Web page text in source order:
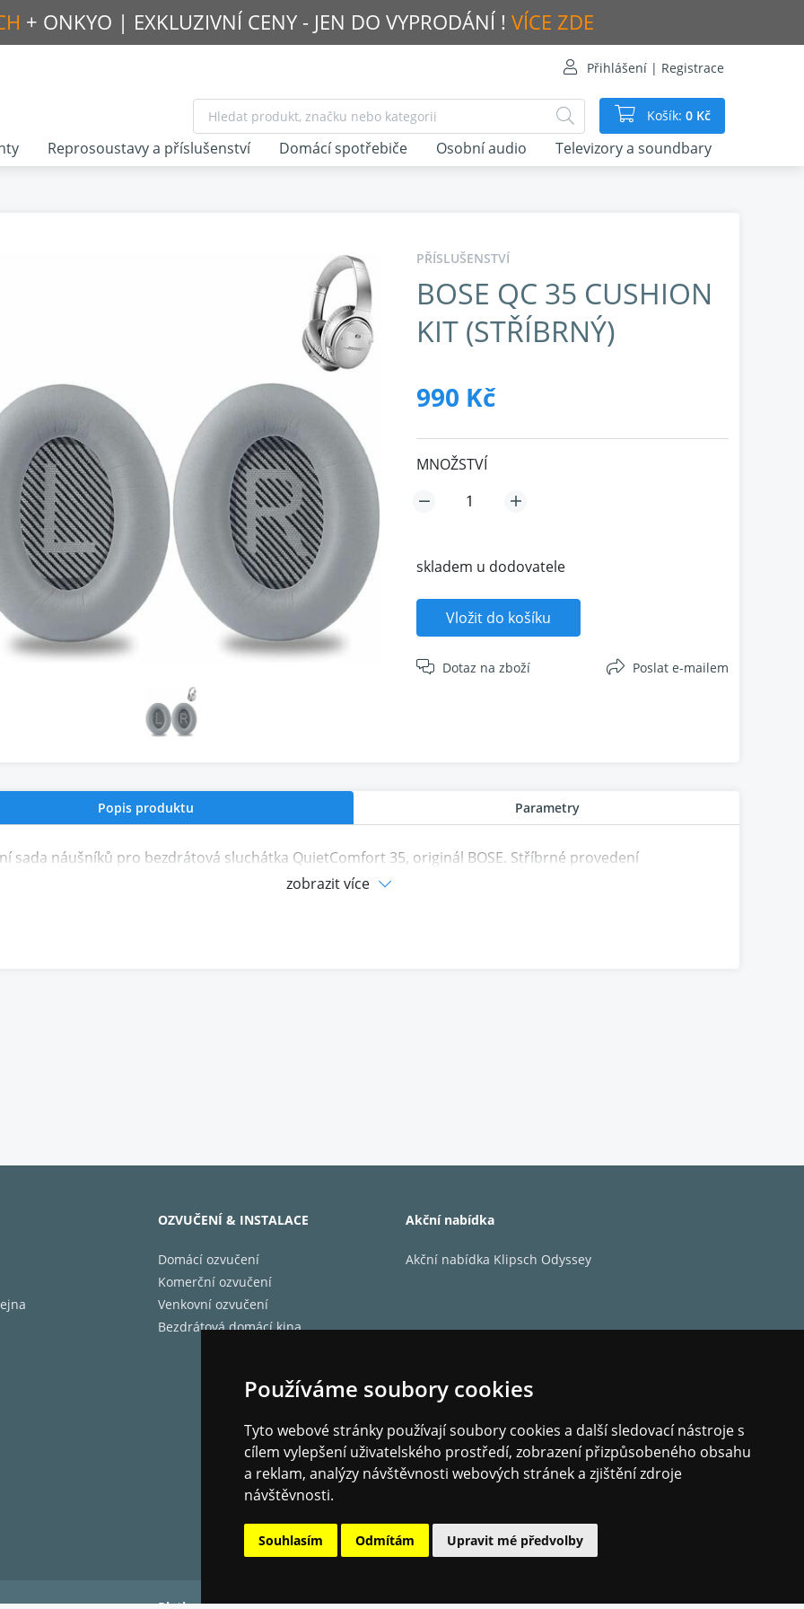
Používáme soubory cookies
Tyto webové stránky používají soubory cookies a další sledovací nástroje s
cílem vylepšení uživatelského prostředí, zobrazení přizpůsobeného obsahu
a reklam, analýzy návštěvnosti webových stránek a zjištění zdroje
návštěvnosti.
Souhlasím Odmítám Upravit mé předvolby
+ ONKYO | EXKLUZIVNÍ CENY - JEN DO VYPRODÁNÍ ! VÍCE ZDE
Přihlášení | Registrace
Košík: 0 Kč
PŘÍSLUŠENSTVÍ
BOSE QC 35 CUSHION
KIT (STŘÍBRNÝ)
990 Kč
MNOŽSTVÍ
skladem u dodovatele
Vložit do košíku
Dotaz na zboží Poslat e-mailem
Popis produktu Parametry
sada náušníků pro bezdrátová sluchátka QuietComfort 35, originál BOSE. Stříbrné provedení
zobrazit více
Reprosoustavy a příslušenství Domácí spotřebiče Osobní audio Televizory a soundbary
OZVUČENÍ & INSTALACE
Domácí ozvučení
Komerční ozvučení
Venkovní ozvučení
Bezdrátová domácí kina
Akční nabídka
Akční nabídka Klipsch Odyssey